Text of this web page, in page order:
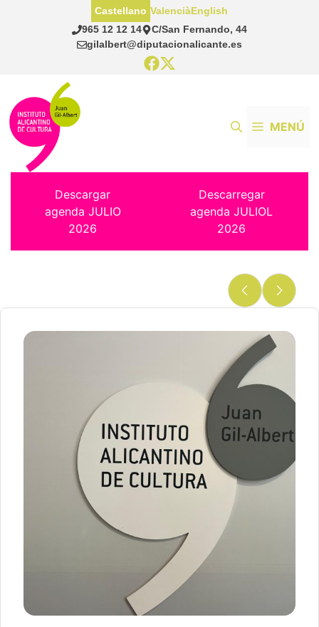
965 12 12 14
C/San Fernando, 44
gilalbert@diputacionalicante.es
Castellano ValenciàEnglish
MENÚ
Descargar
agenda JULIO
2026
Descarregar
agenda JULIOL
2026